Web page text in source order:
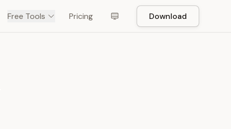
Free Tools Pricing Download